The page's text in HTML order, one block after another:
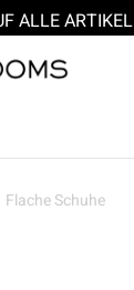
ALLE ARTIKEL
Flache Schuhe